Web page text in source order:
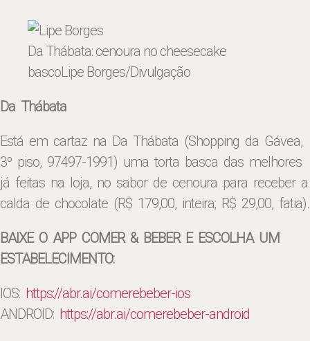
Da Thábata: cenoura no cheesecake
bascoLipe Borges/Divulgação
Da Thábata
Está em cartaz na Da Thábata (Shopping da Gávea,
3º piso, 97497-1991) uma torta basca das melhores
já feitas na loja, no sabor de cenoura para receber a
calda de chocolate (R$ 179,00, inteira; R$ 29,00, fatia).
BAIXE O APP COMER & BEBER E ESCOLHA UM
ESTABELECIMENTO:
IOS: https://abr.ai/comerebeber-ios
ANDROID: https://abr.ai/comerebeber-android